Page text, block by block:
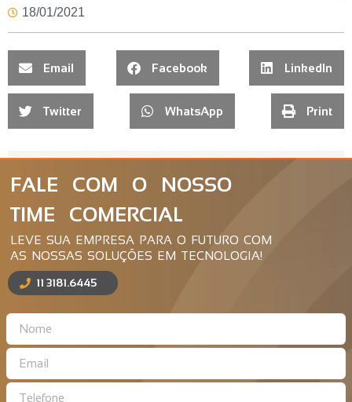
18/01/2021
Email Facebook LinkedIn
Twitter WhatsApp Print
FALE COM O NOSSO
TIME COMERCIAL
LEVE SUA EMPRESA PARA O FUTURO COM
AS NOSSAS SOLUÇÕES EM TECNOLOGIA!
11 3181.6445